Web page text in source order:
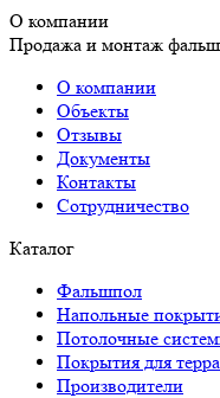
О компании
Продажа и монтаж
О компании
Объекты
Отзывы
Документы
Контакты
Сотрудничество
Каталог
Фальшпол
Напольные
Потолочные
Покрытия для
Производители